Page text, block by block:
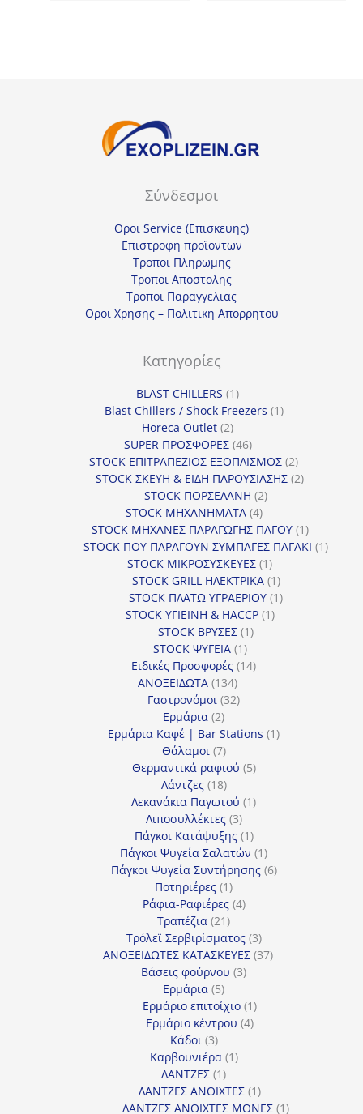
Σύνδεσμοι
Οροι Service (Επισκευης)
Επιστροφη προϊοντων
Τροποι Πληρωμης
Τροποι Αποστολης
Τροποι Παραγγελιας
Οροι Χρησης – Πολιτικη Απορρητου
Κατηγορίες
BLAST CHILLERS 11
προϊόν
Blast Chillers / Shock Freezers 11
Horeca Outlet 22
προϊόντα
SUPER ΠΡΟΣΦΟΡΕΣ 4646
προϊόντα
STOCK ΕΠΙΤΡΑΠΕΖΙΟΣ ΕΞΟΠΛΙΣΜΟΣ 22
προϊόντα
STOCK ΣΚΕΥΗ & ΕΙΔΗ ΠΑΡΟΥΣΙΑΣΗΣ 22
STOCK ΠΟΡΣΕΛΑΝΗ 22
STOCK ΜΗΧΑΝΗΜΑΤΑ 44
προϊόντα
STOCK ΜΗΧΑΝΕΣ ΠΑΡΑΓΩΓΗΣ ΠΑΓΟΥ 11
προϊόν
STOCK ΠΟΥ ΠΑΡΑΓΟΥΝ ΣΥΜΠΑΓΕΣ ΠΑΓΑΚΙ 11
STOCK ΜΙΚΡΟΣΥΣΚΕΥΕΣ 11
προϊόν
STOCK GRILL ΗΛΕΚΤΡΙΚΑ 11
προϊόν
STOCK ΠΛΑΤΩ ΥΓΡΑΕΡΙΟΥ 11
STOCK ΥΓΙΕΙΝΗ & HACCP 11
STOCK ΒΡΥΣΕΣ 11
STOCK ΨΥΓΕΙΑ 11
προϊόν
Ειδικές Προσφορές 1414
ΑΝΟΞΕΙΔΩΤΑ 134134
προϊόντα
Γαστρονόμοι 3232
Ερμάρια 22
προϊόντα
Ερμάρια Καφέ | Bar Stations 11
Θάλαμοι 77
προϊόντα
Θερμαντικά ραφιού 55
Λάντζες 1818
προϊόντα
Λεκανάκια Παγωτού 11
Λιποσυλλέκτες 33
προϊόντα
Πάγκοι Κατάψυξης 11
προϊόν
Πάγκοι Ψυγεία Σαλατών 11
προϊόν
Πάγκοι Ψυγεία Συντήρησης 66
Ποτηριέρες 11
προϊόν
Ράφια-Ραφιέρες 44
Τραπέζια 2121
προϊόντα
Τρόλεϊ Σερβιρίσματος 33
προϊόντα
ΑΝΟΞΕΙΔΩΤΕΣ ΚΑΤΑΣΚΕΥΕΣ 3737
Βάσεις φούρνου 33
Ερμάρια 55
προϊόντα
Ερμάριο επιτοίχιο 11
προϊόν
Ερμάριο κέντρου 44
Κάδοι 33
προϊόντα
Καρβουνιέρα 11
ΛΑΝΤΖΕΣ 11
προϊόν
ΛΑΝΤΖΕΣ ΑΝΟΙΧΤΕΣ 11
προϊόν
ΛΑΝΤΖΕΣ ΑΝΟΙΧΤΕΣ ΜΟΝΕΣ 11